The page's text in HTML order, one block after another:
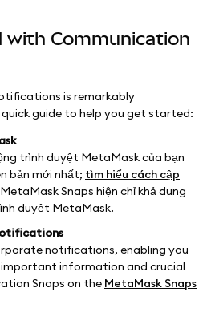
Communication
is remarkably
guide to help you get started:
trình duyệt MetaMask của bạn
bản mới nhất; tìm hiểu cách cập
MetaMask Snaps hiện chỉ khả dụng
duyệt MetaMask.
notifications, enabling you
information and crucial
Snaps on the MetaMask Snaps